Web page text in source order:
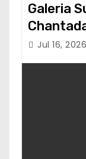
Galeria
Jul 16, 2026